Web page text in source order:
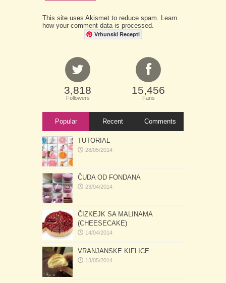
This site uses Akismet to reduce spam.
Learn
how your comment data is processed.
Vrhunski Recepti
3,818
Followers
15,456
Fans
Popular Recent Comments
TUTORIAL
28/05/2014
ČUDA OD FONDANA
23/04/2014
ČIZKEJK SA MALINAMA
(CHEESECAKE)
14/04/2014
VRANJANSKE KIFLICE
13/05/2014